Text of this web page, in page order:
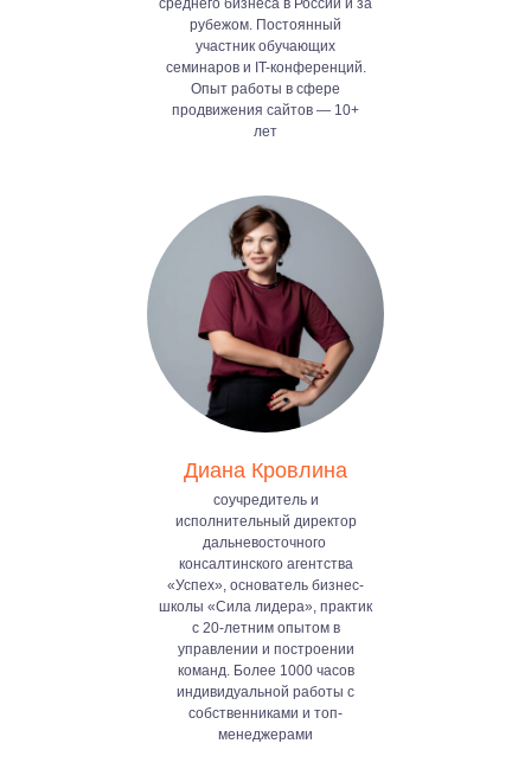
среднего бизнеса в России и за
рубежом. Постоянный
участник обучающих
семинаров и IT-конференций.
Опыт работы в сфере
продвижения сайтов — 10+
лет
Диана Кровлина
соучредитель и
исполнительный директор
дальневосточного
консалтинского агентства
«Успех», основатель бизнес-
школы «Сила лидера», практик
с 20-летним опытом в
управлении и построении
команд. Более 1000 часов
индивидуальной работы с
собственниками и топ-
менеджерами